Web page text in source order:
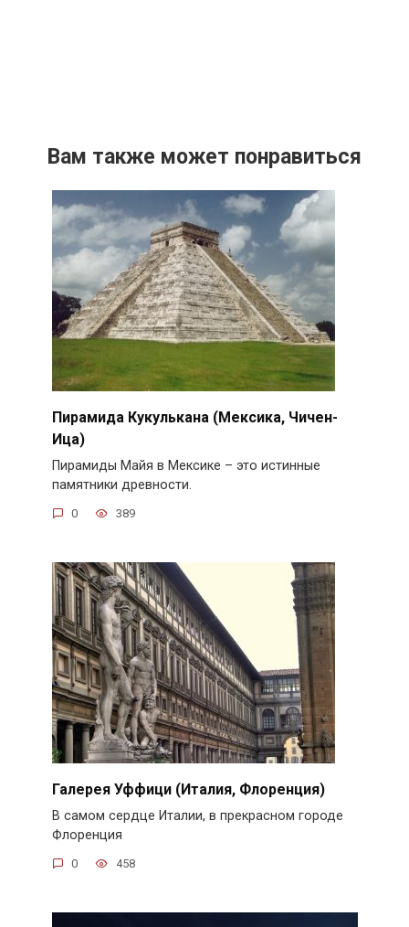
Вам также может понравиться
Пирамида Кукулькана (Мексика, Чичен-
Ица)
Пирамиды Майя в Мексике – это истинные
памятники древности.
0 389
Галерея Уффици (Италия, Флоренция)
В самом сердце Италии, в прекрасном городе
Флоренция
0 458